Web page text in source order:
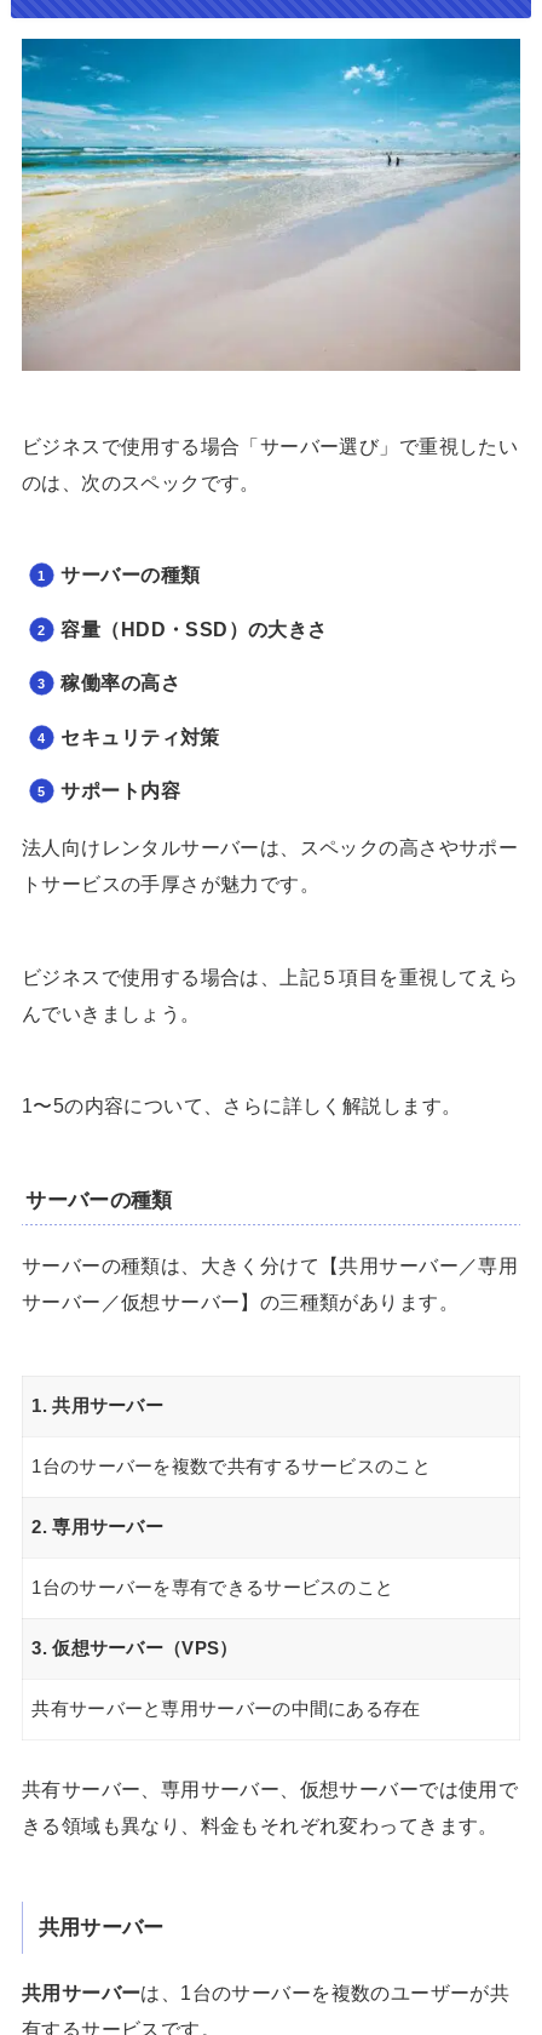
ビジネスで使用する場合「サーバー選び」で重視したい
のは、次のスペックです。
サーバーの種類
容量（HDD・SSD）の大きさ
稼働率の高さ
セキュリティ対策
サポート内容
法人向けレンタルサーバーは、スペックの高さやサポー
トサービスの手厚さが魅力です。
ビジネスで使用する場合は、上記５項目を重視してえら
んでいきましょう。
1〜5の内容について、さらに詳しく解説します。
サーバーの種類
サーバーの種類は、大きく分けて【共用サーバー／専用
サーバー／仮想サーバー】の三種類があります。
1. 共用サーバー
1台のサーバーを複数で共有するサービスのこと
2. 専用サーバー
1台のサーバーを専有できるサービスのこと
3. 仮想サーバー（VPS）
共有サーバーと専用サーバーの中間にある存在
共有サーバー、専用サーバー、仮想サーバーでは使用で
きる領域も異なり、料金もそれぞれ変わってきます。
共用サーバー
共用サーバーは、1台のサーバーを複数のユーザーが共
有するサービスです。